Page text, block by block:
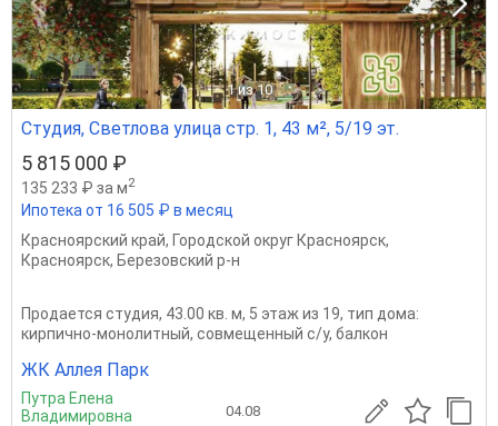
1 из 10
Студия, Светлова улица стр. 1, 43 м², 5/19 эт.
5 815 000 ₽
135 233 ₽ за м2
Ипотека от 16 505 ₽ в месяц
Красноярский край, Городской округ Красноярск,
Красноярск, Березовский р-н
Продается студия, 43.00 кв. м, 5 этаж из 19, тип дома:
кирпично-монолитный, совмещенный с/у, балкон
ЖК Аллея Парк
Путра Елена
Владимировна
04.08